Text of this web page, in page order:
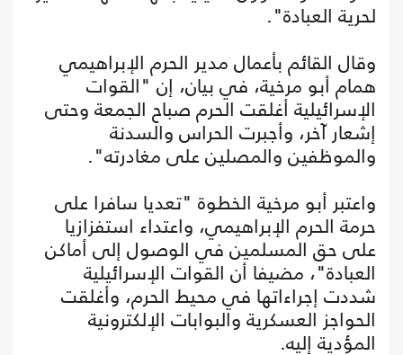
لحرية العبادة".
وقال القائم بأعمال مدير الحرم الإبراهيمي
همام أبو مرخية، في بيان، إن "القوات
الإسرائيلية أغلقت الحرم صباح الجمعة وحتى
إشعار آخر، وأجبرت الحراس والسدنة
والموظفين والمصلين على مغادرته".
واعتبر أبو مرخية الخطوة "تعديا سافرا على
حرمة الحرم الإبراهيمي، واعتداء استفزازيا
على حق المسلمين في الوصول إلى أماكن
العبادة"، مضيفا أن القوات الإسرائيلية
شددت إجراءاتها في محيط الحرم، وأغلقت
الحواجز العسكرية والبوابات الإلكترونية
المؤدية إليه.